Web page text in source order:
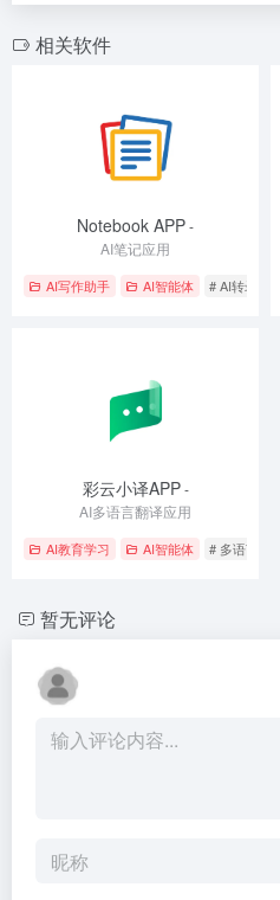
相关软件
Notebook APP-
AI笔记应用
AI写作助手 AI智能体 # AI转录
彩云小译APP-
AI多语言翻译应用
AI教育学习 AI智能体 # 多语言翻译
暂无评论